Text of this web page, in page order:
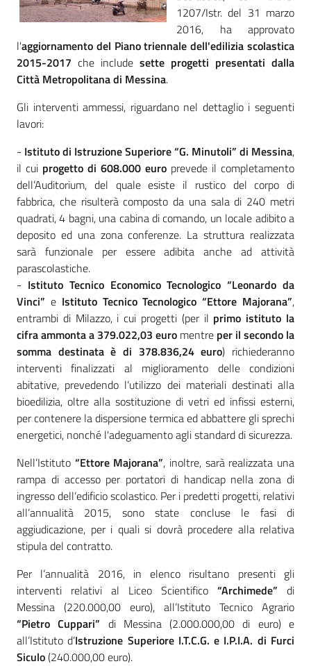
1207/Istr. del 31 marzo
2016, ha approvato
l'aggiornamento del Piano triennale dell'edilizia scolastica
2015-2017 che include sette progetti presentati dalla
Città Metropolitana di Messina.
Gli interventi ammessi, riguardano nel dettaglio i seguenti
lavori:
- Istituto di Istruzione Superiore “G. Minutoli” di Messina,
il cui progetto di 608.000 euro prevede il completamento
dell’Auditorium, del quale esiste il rustico del corpo di
fabbrica, che risulterà composto da una sala di 240 metri
quadrati, 4 bagni, una cabina di comando, un locale adibito a
deposito ed una zona conferenze. La struttura realizzata
sarà funzionale per essere adibita anche ad attività
parascolastiche.
- Istituto Tecnico Economico Tecnologico “Leonardo da
Vinci” e Istituto Tecnico Tecnologico “Ettore Majorana”,
entrambi di Milazzo, i cui progetti (per il primo istituto la
cifra ammonta a 379.022,03 euro mentre per il secondo la
somma destinata è di 378.836,24 euro) richiederanno
interventi finalizzati al miglioramento delle condizioni
abitative, prevedendo l’utilizzo dei materiali destinati alla
bioedilizia, oltre alla sostituzione di vetri ed infissi esterni,
per contenere la dispersione termica ed abbattere gli sprechi
energetici, nonché l'adeguamento agli standard di sicurezza.
Nell’Istituto “Ettore Majorana”, inoltre, sarà realizzata una
rampa di accesso per portatori di handicap nella zona di
ingresso dell’edificio scolastico. Per i predetti progetti, relativi
all’annualità 2015, sono state concluse le fasi di
aggiudicazione, per i quali si dovrà procedere alla relativa
stipula del contratto.
Per l’annualità 2016, in elenco risultano presenti gli
interventi relativi al Liceo Scientifico “Archimede” di
Messina (220.000,00 euro), all’Istituto Tecnico Agrario
“Pietro Cuppari” di Messina (2.000.000,00 di euro) e
all’Istituto d’Istruzione Superiore I.T.C.G. e I.P.I.A. di Furci
Siculo(240.000,00 euro).